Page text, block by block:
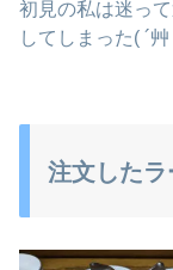
初見の私は迷っ
してしまった( ´
注文した